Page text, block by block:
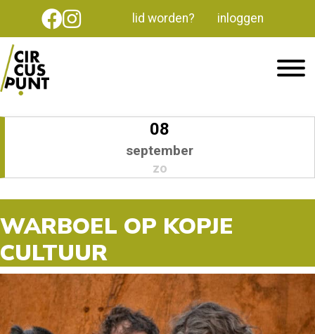
lid worden? inloggen
08
september
zo
WARBOEL OP KOPJE
CULTUUR